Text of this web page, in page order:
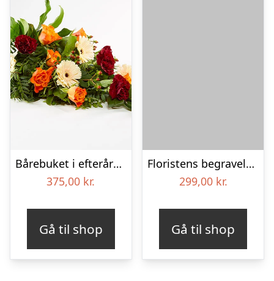
Bårebuket i efterårsstil – Blomster til begravelse
375,00 kr.
Gå til shop
Floristens begravelses­buket – Lyserøde liljer
299,00 kr.
Gå til shop